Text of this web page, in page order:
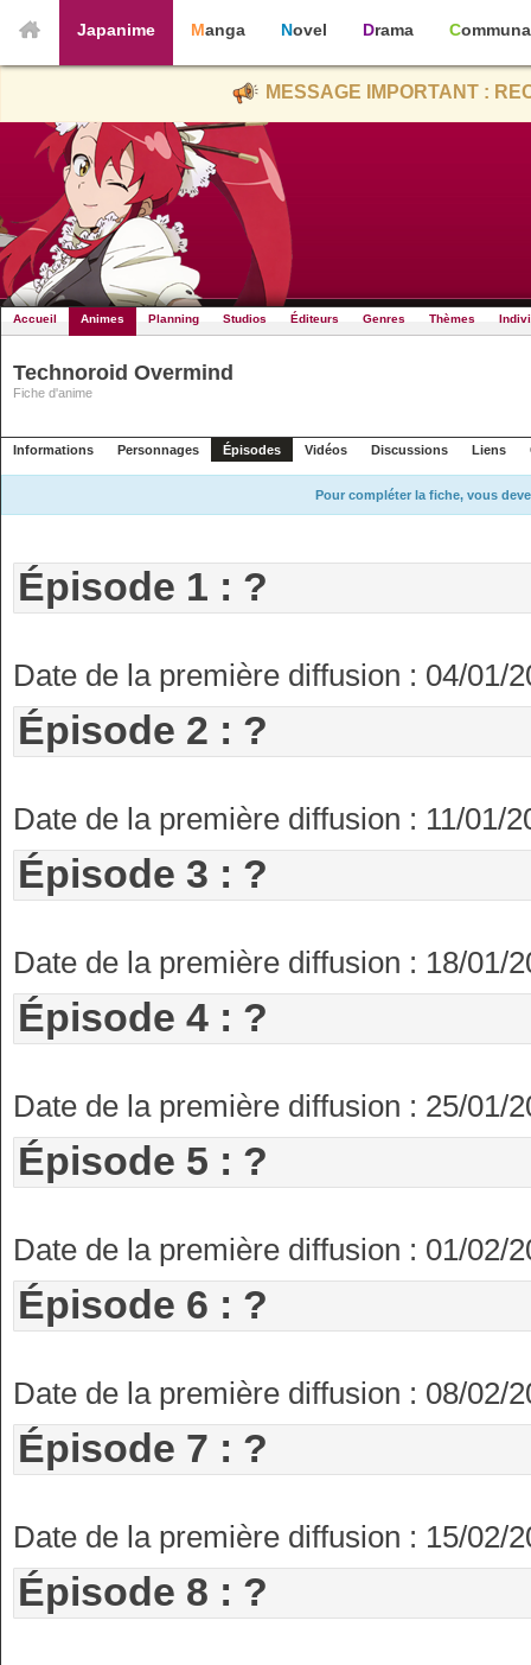
Japanime Manga Novel Drama
MESSAGE IMPORTANT :
Accueil Animes Planning Studios Éditeurs Genres Thèmes
Technoroid Overmind
Fiche d'anime
Informations Personnages Épisodes Vidéos Discussions Liens
Pour compléter la fiche, vous
Épisode 1 : ?
Date de la première diffusion : 04/01/
Épisode 2 : ?
Date de la première diffusion : 11/01/
Épisode 3 : ?
Date de la première diffusion : 18/01/
Épisode 4 : ?
Date de la première diffusion : 25/01/
Épisode 5 : ?
Date de la première diffusion : 01/02/
Épisode 6 : ?
Date de la première diffusion : 08/02/
Épisode 7 : ?
Date de la première diffusion : 15/02/
Épisode 8 : ?